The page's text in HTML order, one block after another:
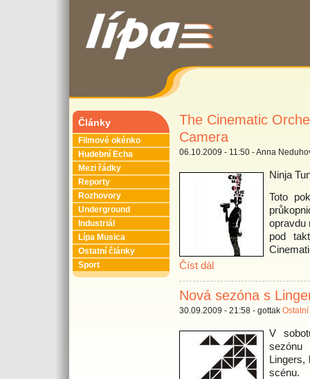
The Cinematic
Camera
06.10.2009 - 11:50 - Anna
Ninja
Toto
opravdu
pod
Číst dál
Nová sezóna s
30.09.2009 - 21:58 - gottak Ostatní
V
sezónu
Lingers,
scénu.
Články
Filmové okénko
Hudební Echa
Mezi řádky
Reporty
Rozhovory
Underground
Industriál
Lípa Musica
Ostatní články
Sport